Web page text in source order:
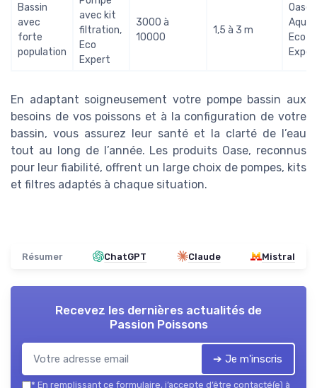
Bassin
avec
forte
population
avec kit
filtration,
Eco
Expert
3000 à
10000
1,5 à 3 m
Oase
Eco
En adaptant soigneusement votre pompe bassin aux
besoins de vos poissons et à la configuration de votre
bassin, vous assurez leur santé et la clarté de l’eau
tout au long de l’année. Les produits Oase, reconnus
pour leur fiabilité, offrent un large choix de pompes, kits
et filtres adaptés à chaque situation.
Résumer ChatGPT Claude Mistral
Recevez les dernières actualités de
Passion Poissons
➔ Je m'inscris
* En remplissant ce formulaire, j’accepte d’être contacté(e) à